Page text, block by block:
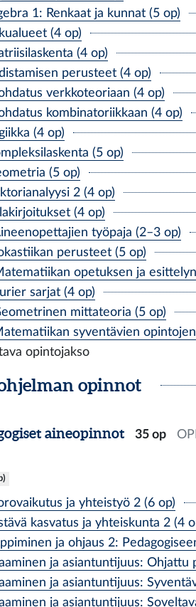
1: Renkaat ja kunnat (5 op)
(4 op)
(4 op)
perusteet (4 op)
verkkoteoriaan (4 op)
kombinatoriikkaan (4 op)
(4 op)
(5 op)
(5 op)
2 (4 op)
(4 op)
työpaja (2–3 op)
perusteet (5 op)
opetuksen ja
sarjat (4 op)
mittateoria (5 op)
syventävien
opintojakso
opinnot
aineopinnot 35 op
ja yhteistyö 2 (6 op)
kasvatus ja yhteiskunta 2 (4
ja ohjaus 2:
ja asiantuntijuus: Ohjattu
ja asiantuntijuus:
ja asiantuntijuus: